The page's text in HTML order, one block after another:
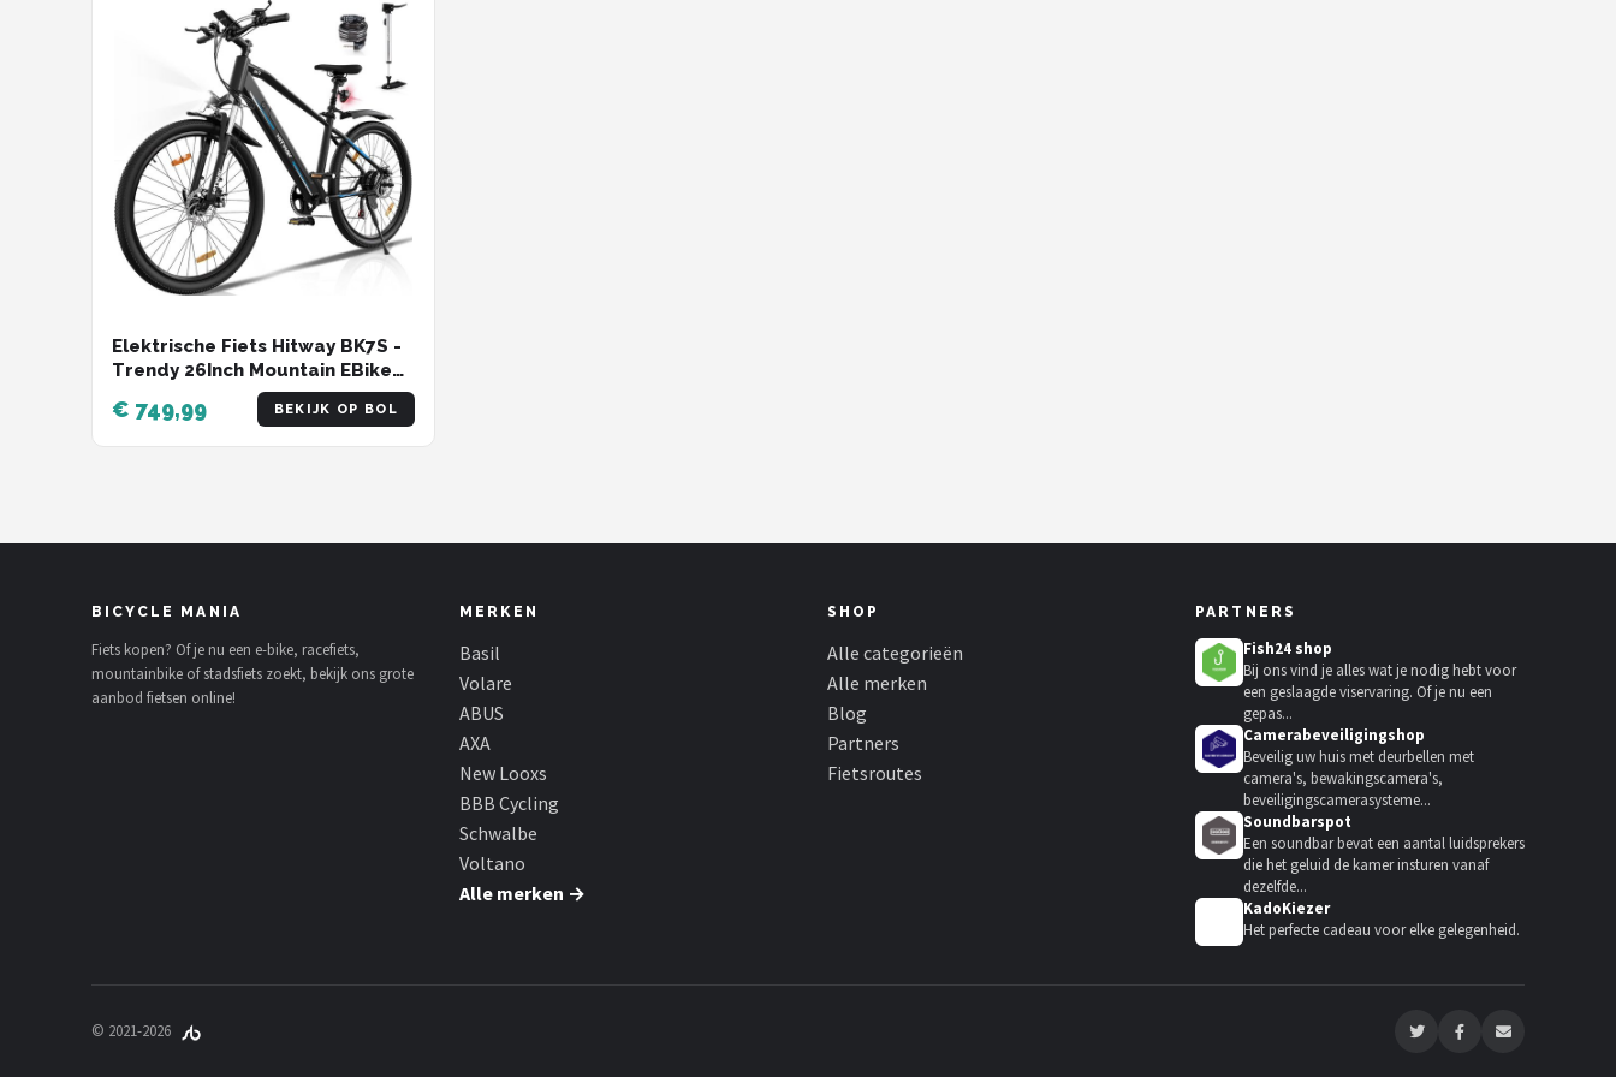
Elektrische Fiets Hitway BK7S -
Trendy 26Inch Mountain EBike
met Afneembare 36V 12Ah
Lithium Batterij - City
Commuter E-Bike met 250W
€ 749,99 BEKIJK OP BOL
BICYCLE MANIA
Fiets kopen? Of je nu een e-bike, racefiets,
mountainbike of stadsfiets zoekt, bekijk ons grote
aanbod fietsen online!
MERKEN
Basil
Volare
ABUS
AXA
New Looxs
BBB Cycling
Schwalbe
Voltano
Alle merken →
SHOP
Alle categorieën
Alle merken
Blog
Partners
Fietsroutes
PARTNERS
Fish24 shop
Bij ons vind je alles wat je nodig hebt voor
een geslaagde viservaring. Of je nu een
gepas...
Camerabeveiligingshop
Beveilig uw huis met deurbellen met
camera's, bewakingscamera's,
beveiligingscamerasysteme...
Soundbarspot
Een soundbar bevat een aantal luidsprekers
die het geluid de kamer insturen vanaf
dezelfde...
KadoKiezer
Het perfecte cadeau voor elke gelegenheid.
© 2021-2026